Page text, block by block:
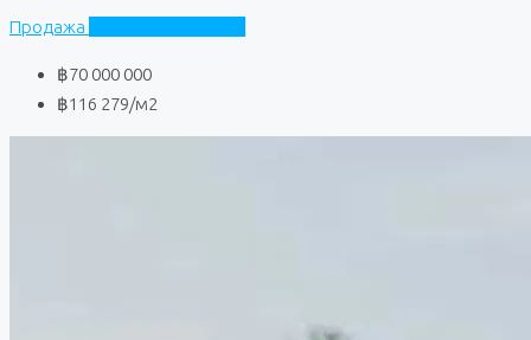
Продажа
฿70 000 000
฿116 279/м2